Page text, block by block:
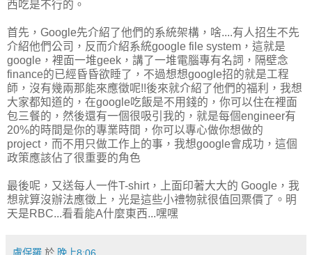
西吃是不行的。
首先，Google先介紹了他們的系統架構，啥....有人招生不先
介紹他們公司，反而介紹系統google file system，這就是
google，裡面一堆geek，講了一堆電腦專有名詞，隔壁念
finance的已經昏昏欲睡了，不過想想google招的就是工程
師，沒有幾兩那能來應徵呢!!後來就介紹了他們的福利，我想
大家都知道的，在google吃飯是不用錢的，你可以住在裡面
包三餐的，然後還有一個很吸引我的，就是每個engineer有
20%的時間是你的專業時間，你可以專心做你想做的
project，而不用只做工作上的事，我想google會成功，這個
政策應該佔了很重要的角色
最後呢，又送每人一件T-shirt，上面印著大大的 Google，我
想就算沒辦法應徵上，光是這些小禮物就很值回票價了。明
天是RBC...看看能A什麼東西...嘿嘿
盧保羅 於 晚上8:06